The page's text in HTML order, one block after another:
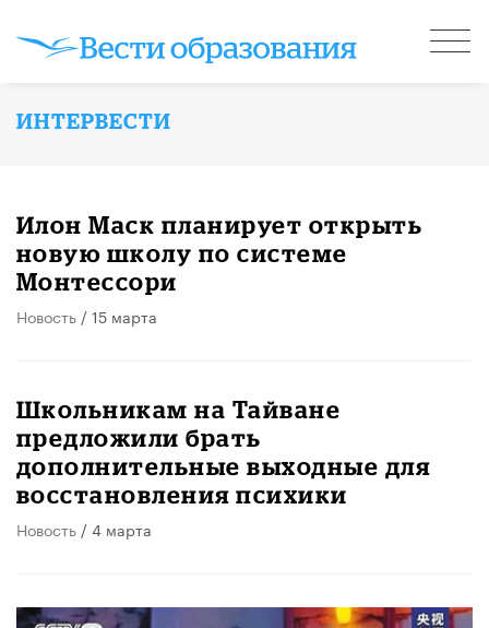
ИНТЕРВЕСТИ
Илон Маск планирует открыть
новую школу по системе
Монтессори
Новость / 15 марта
Школьникам на Тайване
предложили брать
дополнительные выходные для
восстановления психики
Новость / 4 марта